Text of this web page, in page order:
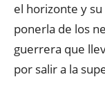
el horizonte y
ponerla de los
guerrera que
por salir a la